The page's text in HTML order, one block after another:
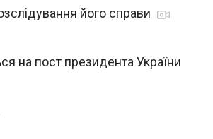
його справи
на пост президента України